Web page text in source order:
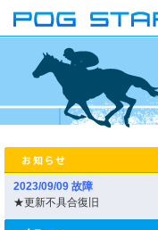
2023/09/09 故障
★更新不具合復旧